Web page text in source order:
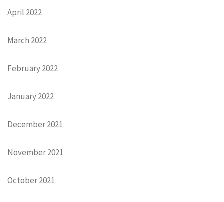
April 2022
March 2022
February 2022
January 2022
December 2021
November 2021
October 2021